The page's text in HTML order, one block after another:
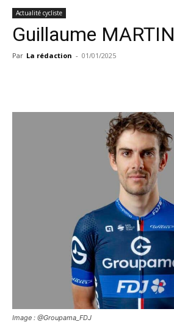
Actualité cycliste
Guillaume MARTIN
Par La rédaction - 01/01/2025
Image : @Groupama_FDJ